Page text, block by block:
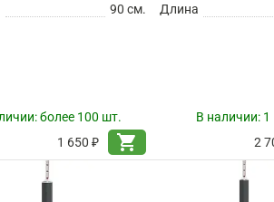
90 см.
более 100 шт.
1 650 ₽
shopping_cart
Длина
В наличии: 1
2